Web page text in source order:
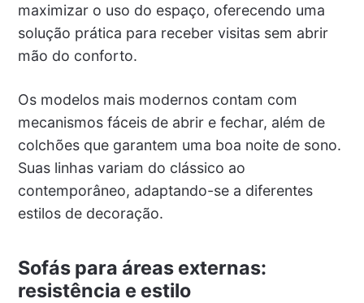
maximizar o uso do espaço, oferecendo uma
solução prática para receber visitas sem abrir
mão do conforto.
Os modelos mais modernos contam com
mecanismos fáceis de abrir e fechar, além de
colchões que garantem uma boa noite de sono.
Suas linhas variam do clássico ao
contemporâneo, adaptando-se a diferentes
estilos de decoração.
Sofás para áreas externas:
resistência e estilo